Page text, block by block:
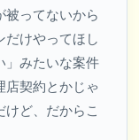
被ってないから
だけやってほし
」みたいな案件
店契約とかじゃ
ど、だからこ